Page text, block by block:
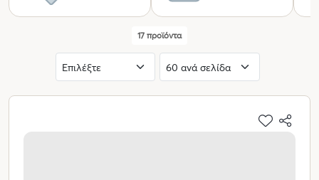
17 προϊόντα